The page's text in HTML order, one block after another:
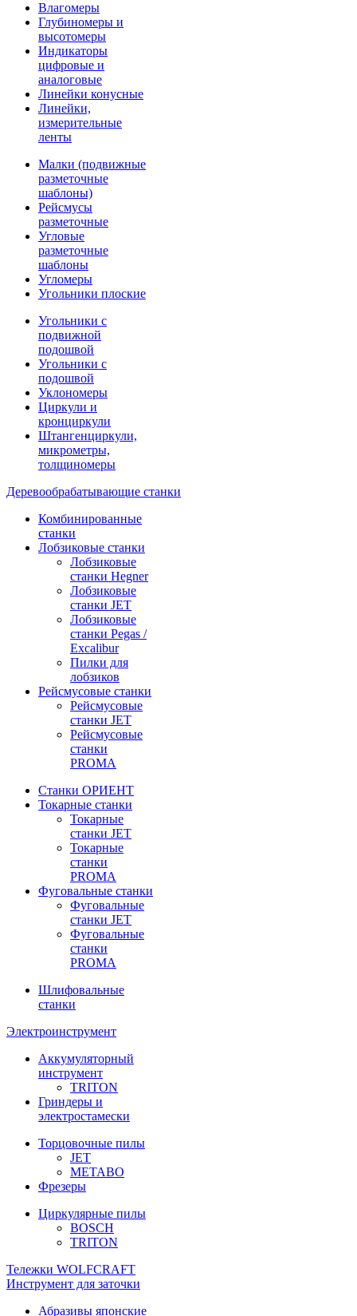
Влагомеры
Глубиномеры и
высотомеры
Индикаторы
цифровые и
аналоговые
Линейки конусные
Линейки,
измерительные
ленты
Малки (подвижные
разметочные
шаблоны)
Рейсмусы
разметочные
Угловые
разметочные
шаблоны
Угломеры
Угольники плоские
Угольники с
подвижной
подошвой
Угольники с
подошвой
Уклономеры
Циркули и
кронциркули
Штангенциркули,
микрометры,
толщиномеры
Деревообрабатывающие станки
Комбинированные
станки
Лобзиковые станки
Лобзиковые
станки Hegner
Лобзиковые
станки JET
Лобзиковые
станки Pegas /
Excalibur
Пилки для
лобзиков
Рейсмусовые станки
Рейсмусовые
станки JET
Рейсмусовые
станки
PROMA
Станки ОРИЕНТ
Токарные станки
Toкарные
станки JET
Токарные
станки
PROMA
Фуговальные станки
Фуговальные
станки JET
Фуговальные
станки
PROMA
Шлифовальные
станки
Электроинструмент
Аккумуляторный
инструмент
TRITON
Гриндеры и
электростамески
Торцовочные пилы
JET
METABO
Фрезеры
Циркулярные пилы
BOSCH
TRITON
Тележки WOLFCRAFT
Инструмент для заточки
Абразивы японские